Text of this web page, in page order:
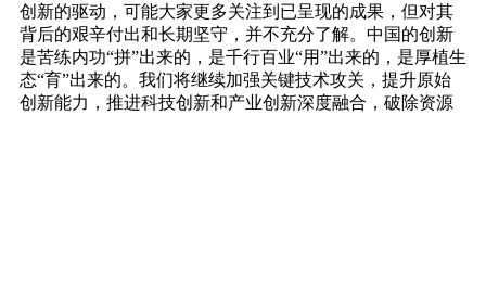
创新的驱动，可能大家更多关注到已呈现的成果，但对其
背后的艰辛付出和长期坚守，并不充分了解。中国的创新
是苦练内功“拼”出来的，是千行百业“用”出来的，是厚植生
态“育”出来的。我们将继续加强关键技术攻关，提升原始
创新能力，推进科技创新和产业创新深度融合，破除资源